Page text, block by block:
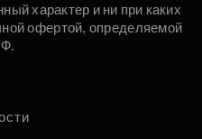
характер и ни при каких
офертой, определяемой